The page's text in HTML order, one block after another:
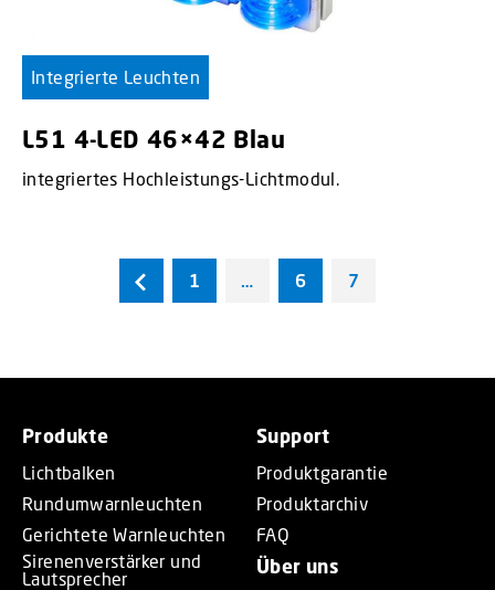
Integrierte Leuchten
L51 4-LED 46×42 Blau
integriertes Hochleistungs-Lichtmodul.
1 … 6 7
Produkte
Lichtbalken
Rundumwarnleuchten
Gerichtete Warnleuchten
Sirenenverstärker und
Lautsprecher
Support
Produktgarantie
Produktarchiv
FAQ
Über uns